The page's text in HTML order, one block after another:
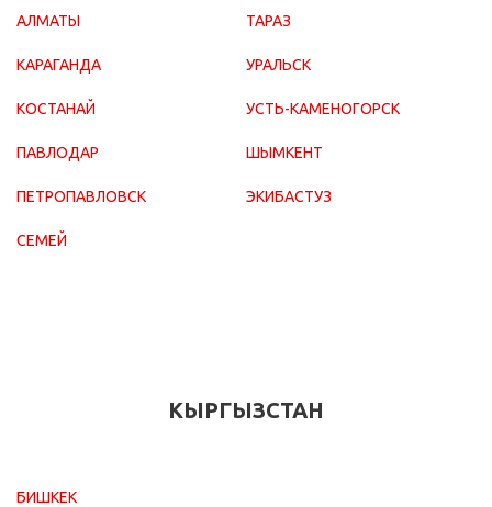
АЛМАТЫ
КАРАГАНДА
КОСТАНАЙ
ПАВЛОДАР
ПЕТРОПАВЛОВСК
СЕМЕЙ
ТАРАЗ
УРАЛЬСК
УСТЬ-КАМЕНОГОРСК
ШЫМКЕНТ
ЭКИБАСТУЗ
КЫРГЫЗСТАН
БИШКЕК